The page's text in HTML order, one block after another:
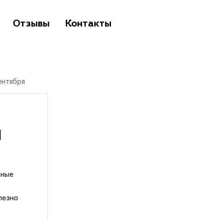
Отзывы Контакты